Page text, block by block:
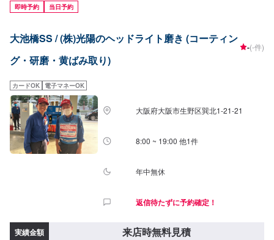
即時予約 当日予約
大池橋SS / (株)光陽のヘッドライト磨き (コーティン
グ・研磨・黄ばみ取り)
-(-件)
カードOK 電子マネーOK
大阪府大阪市生野区巽北1-21-21
8:00 ~ 19:00 他1件
年中無休
返信待たずに予約確定！
実績金額 来店時無料見積